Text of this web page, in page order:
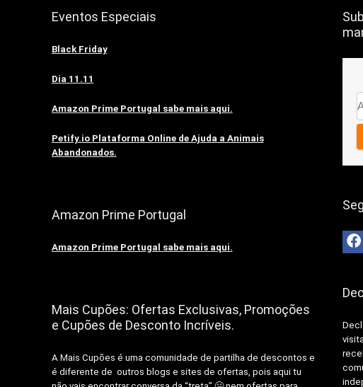
Eventos Especiais
Black Friday
Dia 11.11
Amazon Prime Portugal sabe mais aqui.
Petify.io Plataforma Online de Ajuda a Animais
Abandonados.
Amazon Prime Portugal
Amazon Prime Portugal sabe mais aqui.
Mais Cupões: Ofertas Exclusivas, Promoções
e Cupões de Desconto Incríveis.
A Mais Cupões é uma comunidade de partilha de descontos e
é diferente de outros blogs e sites de ofertas, pois aqui tu